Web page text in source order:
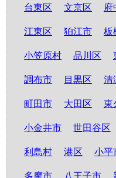
台東区 文京区 府
江東区 狛江市 板
小笠原村 品川区
調布市 目黒区 清
町田市 大田区 東
小金井市 世田谷区
利島村 港区 小平
多摩市 八王子市